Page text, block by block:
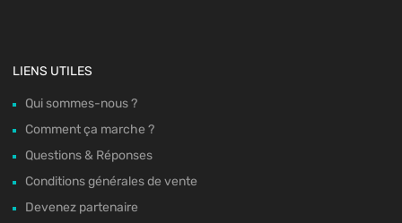
LIENS UTILES
Qui sommes-nous ?
Comment ça marche ?
Questions & Réponses
Conditions générales de vente
Devenez partenaire